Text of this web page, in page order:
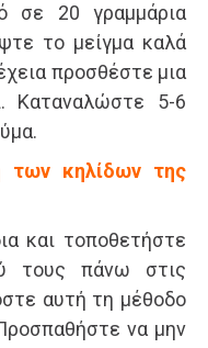
σε 20 γραμμάρια
το μείγμα καλά
προσθέστε μια
Καταναλώστε 5-6
των κηλίδων της
και τοποθετήστε
τους πάνω στις
αυτή τη μέθοδο
να μην